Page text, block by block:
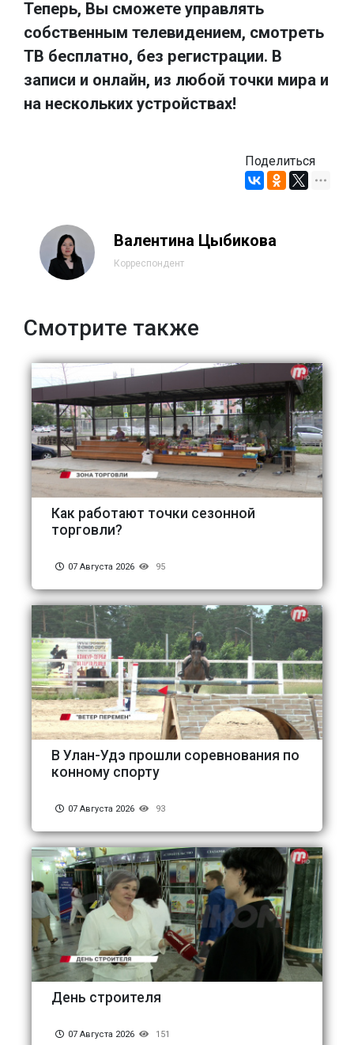
Теперь, Вы сможете управлять
собственным телевидением, смотреть
ТВ бесплатно, без регистрации. В
записи и онлайн, из любой точки мира и
на нескольких устройствах!
Поделиться
Валентина Цыбикова
Корреспондент
Смотрите также
Как работают точки сезонной
торговли?
07 Августа 2026 95
В Улан-Удэ прошли соревнования по
конному спорту
07 Августа 2026 93
День строителя
07 Августа 2026 151